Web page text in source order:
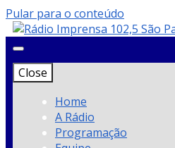
Pular para o conteúdo
Rádio
Close
Home
A Rádio
Programação